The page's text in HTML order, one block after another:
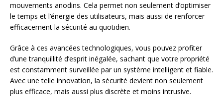
mouvements anodins. Cela permet non seulement d’optimiser
le temps et l’énergie des utilisateurs, mais aussi de renforcer
efficacement la sécurité au quotidien.
Grâce à ces avancées technologiques, vous pouvez profiter
d’une tranquillité d’esprit inégalée, sachant que votre propriété
est constamment surveillée par un système intelligent et fiable.
Avec une telle innovation, la sécurité devient non seulement
plus efficace, mais aussi plus discrète et moins intrusive.